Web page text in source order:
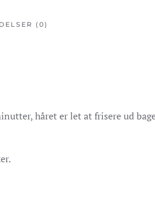
(0)
håret er let at frisere ud